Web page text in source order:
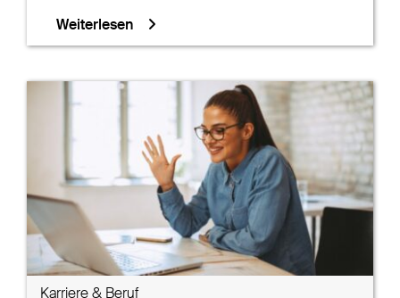
Weiterlesen
Karriere & Beruf